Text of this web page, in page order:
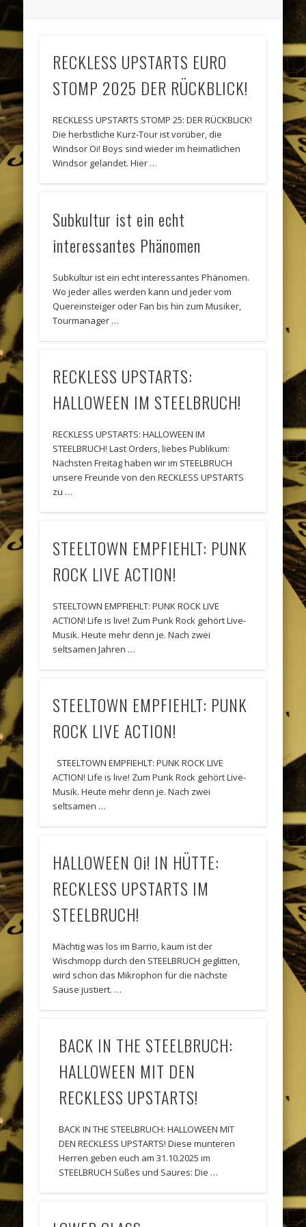
RECKLESS UPSTARTS EURO
STOMP 2025 DER RÜCKBLICK!
RECKLESS UPSTARTS STOMP 25: DER RÜCKBLICK!
Die herbstliche Kurz-Tour ist vorüber, die
Windsor Oi! Boys sind wieder im heimatlichen
Windsor gelandet. Hier …
Subkultur ist ein echt
interessantes Phänomen
Subkultur ist ein echt interessantes Phänomen.
Wo jeder alles werden kann und jeder vom
Quereinsteiger oder Fan bis hin zum Musiker,
Tourmanager …
RECKLESS UPSTARTS:
HALLOWEEN IM STEELBRUCH!
RECKLESS UPSTARTS: HALLOWEEN IM
STEELBRUCH! Last Orders, liebes Publikum:
Nächsten Freitag haben wir im STEELBRUCH
unsere Freunde von den RECKLESS UPSTARTS
zu …
STEELTOWN EMPFIEHLT: PUNK
ROCK LIVE ACTION!
STEELTOWN EMPFIEHLT: PUNK ROCK LIVE
ACTION! Life is live! Zum Punk Rock gehört Live-
Musik. Heute mehr denn je. Nach zwei
seltsamen Jahren …
STEELTOWN EMPFIEHLT: PUNK
ROCK LIVE ACTION!
STEELTOWN EMPFIEHLT: PUNK ROCK LIVE
ACTION! Life is live! Zum Punk Rock gehört Live-
Musik. Heute mehr denn je. Nach zwei
seltsamen …
HALLOWEEN Oi! IN HÜTTE:
RECKLESS UPSTARTS IM
STEELBRUCH!
Mächtig was los im Barrio, kaum ist der
Wischmopp durch den STEELBRUCH geglitten,
wird schon das Mikrophon für die nächste
Sause justiert. …
BACK IN THE STEELBRUCH:
HALLOWEEN MIT DEN
RECKLESS UPSTARTS!
BACK IN THE STEELBRUCH: HALLOWEEN MIT
DEN RECKLESS UPSTARTS! Diese munteren
Herren geben euch am 31.10.2025 im
STEELBRUCH Süßes und Saures: Die …